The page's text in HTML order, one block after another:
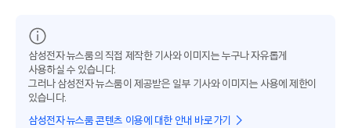
삼성전자 뉴스룸의 직접 제작한 기사와 이미지는 누구나 자유롭게
사용하실 수 있습니다.
그러나 삼성전자 뉴스룸이 제공받은 일부 기사와 이미지는 사용에 제한이
있습니다.
삼성전자 뉴스룸 콘텐츠 이용에 대한 안내 바로가기